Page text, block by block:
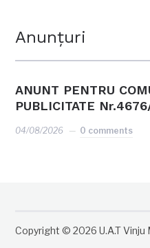
Anunțuri
ANUNT PENTRU
PUBLICITATE
04/08/2026 0 comments
Copyright © 2026 U.A.T Vinju